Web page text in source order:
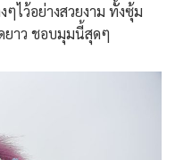
ไว้อย่างสวยงาม ทั้งซุ้ม
ยาว ชอบมุมนี้สุดๆ